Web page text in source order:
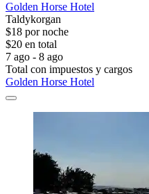
Golden Horse Hotel
Taldykorgan
$18 por noche
$20 en total
7 ago - 8 ago
Total con impuestos y cargos
Golden Horse Hotel